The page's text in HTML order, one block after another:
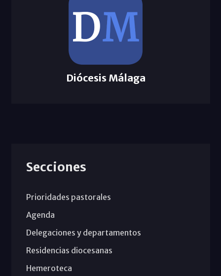
Diócesis Málaga
Secciones
Prioridades pastorales
Agenda
Delegaciones y departamentos
Residencias diocesanas
Hemeroteca